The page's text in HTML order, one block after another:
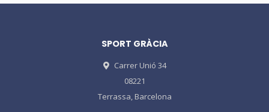
SPORT GRÀCIA
Carrer Unió 34
08221
Terrassa, Barcelona